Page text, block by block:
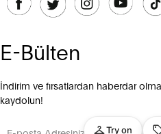
E-Bülten
İndirim ve fırsatlardan haberdar
kaydolun!